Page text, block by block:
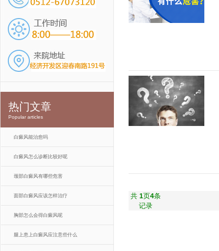
热门文章
Popular articles
白癜风能治愈吗
白癜风怎么诊断比较好呢
颈部白癜风有哪些危害
面部白癜风应该怎样治疗
胸部怎么会得白癜风呢
腿上患上白癜风应注意些什么
共 1页4条
记录